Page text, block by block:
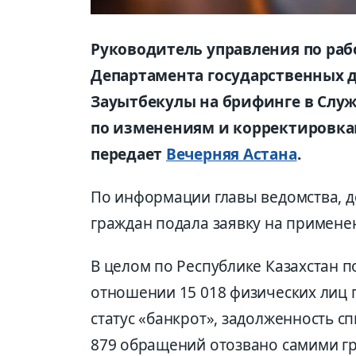
Руководитель управления по
Департамента государственных
Зауытбекулы на брифинге в
по изменениям и
передает Вечерняя Астана.
По информации главы ведомства,
граждан подала заявку на
В целом по Республике Казахстан
отношении 15 018 физических лиц
статус «банкрот», задолженность
879 обращений отозвано самими